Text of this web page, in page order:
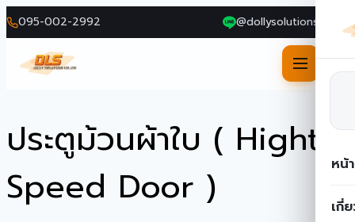
095-002-2992 @dollysolutions
หน้
เกี่
Skip
to
content
ประตูม้วนผ้าใบ ( Hight
Speed Door )